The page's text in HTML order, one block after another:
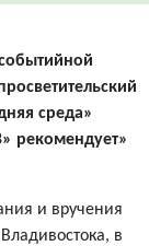
среда»
рекомендует»
и вручения
в